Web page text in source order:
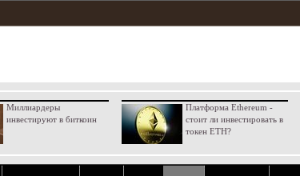
Миллиардеры
инвестируют в биткоин
Платформа Ethereum -
стоит ли инвестировать в
токен ETH?